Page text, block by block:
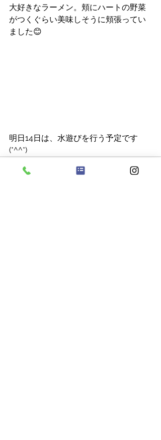
大好きなラーメン。頬にハートの野菜
がつくぐらい美味しそうに頬張ってい
ました😊
明日14日は、水遊びを行う予定です
(*^^*)